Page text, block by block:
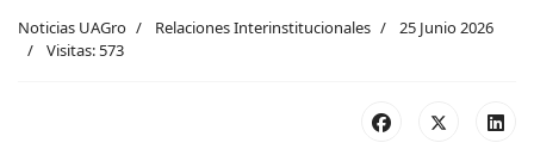
Noticias UAGro Relaciones Interinstitucionales
25 Junio 2026
Visitas: 573